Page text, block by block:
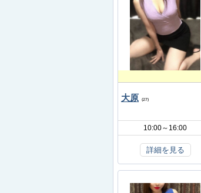
大原 (27)
10:00～16:00
詳細を見る